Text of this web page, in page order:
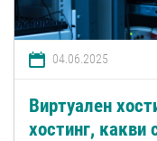
04.06.2025
Виртуален
хостинг, какви